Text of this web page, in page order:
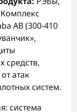
AB (300-410
средств,
атак
систем.
система